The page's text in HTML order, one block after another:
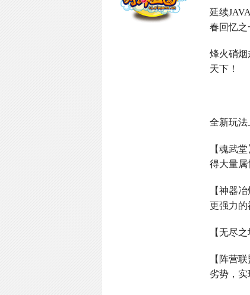
延续JAVA
春回忆之
烽火硝
天下！
全新玩法
【魂武堂
得大量属
【神器冶
更强力的
【无尽之
【阵营联
劣势，实